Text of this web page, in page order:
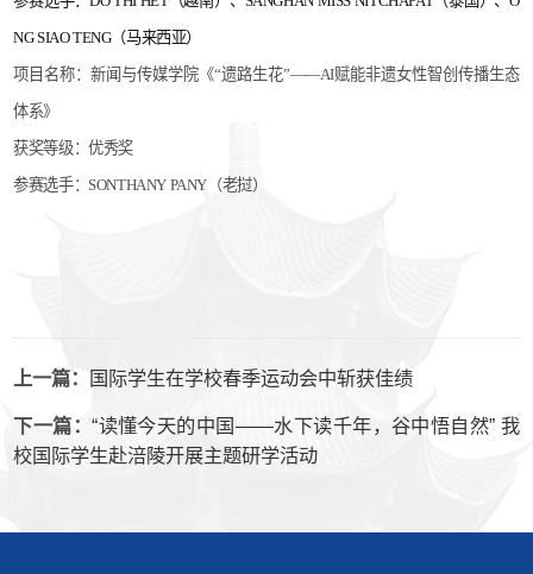
NG SIAO TENG（马来西亚）
项目名称：新闻与传媒学院《“遗路生花”——AI赋能非遗女性智创传播生态
体系》
获奖等级：优秀奖
参赛选手：SONTHANY PANY（老挝）
上一篇： 国际学生在学校春季运动会中斩获佳绩
下一篇：“读懂今天的中国——水下读千年，谷中悟自然” 我
校国际学生赴涪陵开展主题研学活动